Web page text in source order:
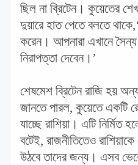
ছিল না ব্রিটেন। কুয়েতের
দুয়ারে হাত পেতে বলতে থাকে,‘
করেন। আপনারা এখানে সৈন্য
নিরাপত্তা দেবেন।’
শেষমেশ ব্রিটেন রাজি হয়
জানতে পারল, কুয়েতে একটি
যাচ্ছে রাশিয়া। এটি নির্মিত
বটেই, রাজনীতিতেও
উঠবে তাদের জন্য। এসব